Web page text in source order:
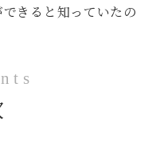
きると知っていたの